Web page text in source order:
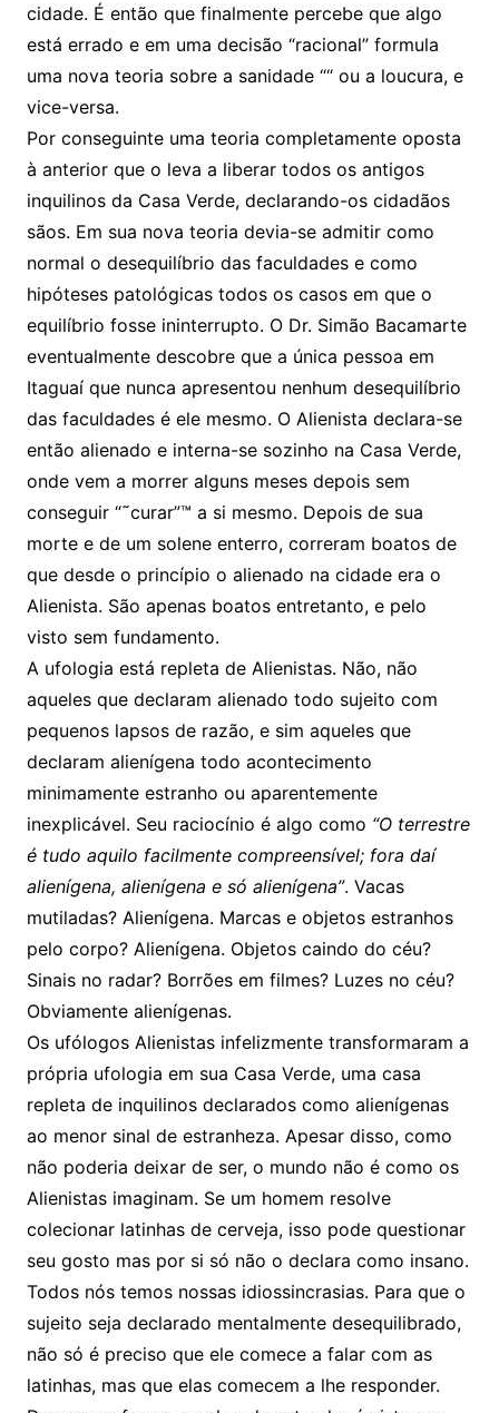
cidade. É então que finalmente percebe que algo
está errado e em uma decisão “racional” formula
uma nova teoria sobre a sanidade ““ ou a loucura, e
vice-versa.
Por conseguinte uma teoria completamente oposta
à anterior que o leva a liberar todos os antigos
inquilinos da Casa Verde, declarando-os cidadãos
sãos. Em sua nova teoria devia-se admitir como
normal o desequilíbrio das faculdades e como
hipóteses patológicas todos os casos em que o
equilíbrio fosse ininterrupto. O Dr. Simão Bacamarte
eventualmente descobre que a única pessoa em
Itaguaí que nunca apresentou nenhum desequilíbrio
das faculdades é ele mesmo. O Alienista declara-se
então alienado e interna-se sozinho na Casa Verde,
onde vem a morrer alguns meses depois sem
conseguir “˜curar”™ a si mesmo. Depois de sua
morte e de um solene enterro, correram boatos de
que desde o princípio o alienado na cidade era o
Alienista. São apenas boatos entretanto, e pelo
visto sem fundamento.
A ufologia está repleta de Alienistas. Não, não
aqueles que declaram alienado todo sujeito com
pequenos lapsos de razão, e sim aqueles que
declaram alienígena todo acontecimento
minimamente estranho ou aparentemente
inexplicável. Seu raciocínio é algo como “O terrestre
é tudo aquilo facilmente compreensível; fora daí
alienígena, alienígena e só alienígena”. Vacas
mutiladas? Alienígena. Marcas e objetos estranhos
pelo corpo? Alienígena. Objetos caindo do céu?
Sinais no radar? Borrões em filmes? Luzes no céu?
Obviamente alienígenas.
Os ufólogos Alienistas infelizmente transformaram a
própria ufologia em sua Casa Verde, uma casa
repleta de inquilinos declarados como alienígenas
ao menor sinal de estranheza. Apesar disso, como
não poderia deixar de ser, o mundo não é como os
Alienistas imaginam. Se um homem resolve
colecionar latinhas de cerveja, isso pode questionar
seu gosto mas por si só não o declara como insano.
Todos nós temos nossas idiossincrasias. Para que o
sujeito seja declarado mentalmente desequilibrado,
não só é preciso que ele comece a falar com as
latinhas, mas que elas comecem a lhe responder.